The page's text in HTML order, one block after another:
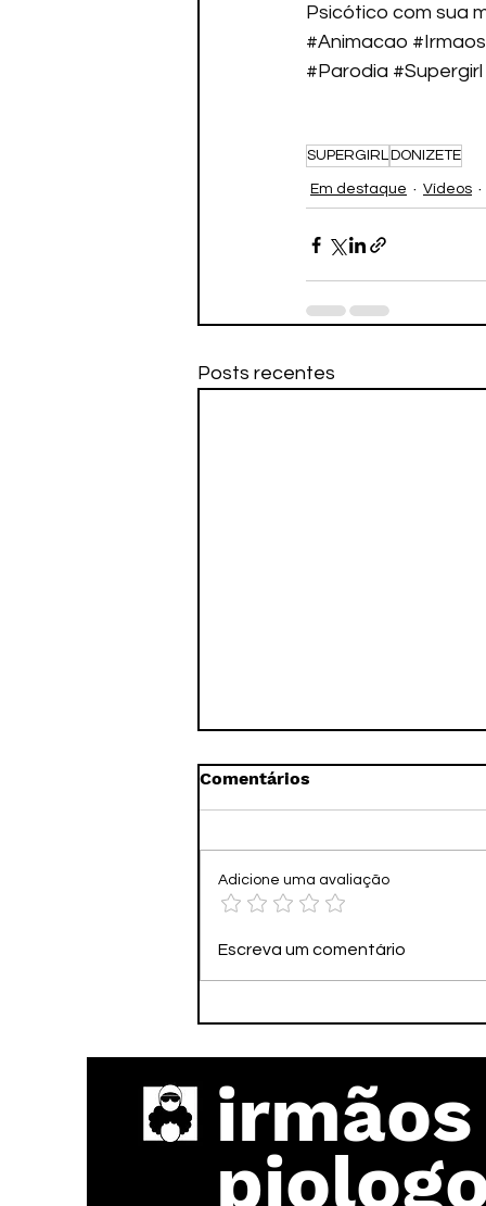
Psicótico com sua
#Animacao
#Parodia #Supergirl
SUPERGIRL DONIZETE
Em destaque Vídeos
Posts recentes
🏈💰 Simulador do Álbum
Review Rápido
Comentários
Adicione uma avaliação
Escreva um comentário
irmãos